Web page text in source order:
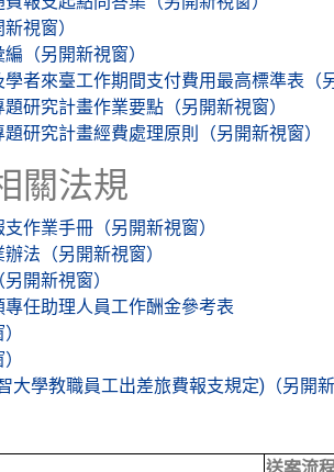
視窗）
（另開新視窗）
者來臺工作期間支付費用最高標準表（
研究計畫作業要點（另開新視窗）
研究計畫經費處理原則（另開新視窗）
關法規
作業手冊（另開新視窗）
法（另開新視窗）
開新視窗）
任助理人員工作酬金參考表
大學教職員工出差旅費報支規定)（另開新